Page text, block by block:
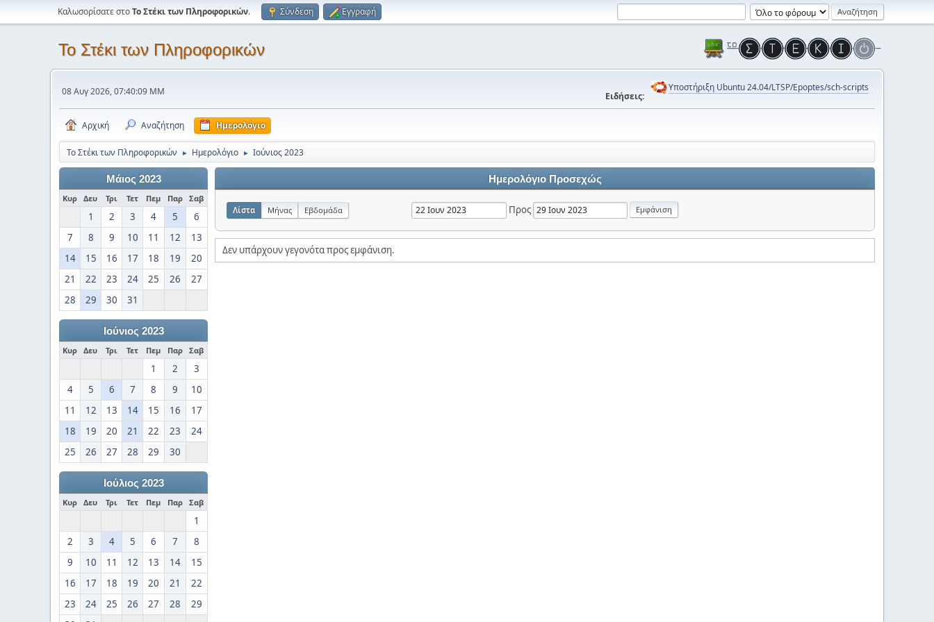
Καλωσορίσατε στοΤο Στέκι των Πληροφορικών. Σύνδεση Εγγραφή
Το Στέκι των Πληροφορικών
08 Αυγ 2026, 07:40:09 ΜΜ Ειδήσεις:
Υποστήριξη Ubuntu 24.04/LTSP/Epoptes/sch-scripts
Αρχική Αναζήτηση Ημερολόγιο
Το Στέκι των Πληροφορικών ► Ημερολόγιο ► Ιούνιος 2023
Μάιος 2023
Κυρ Δευ Τρι Τετ Πεμ Παρ Σαβ
1 2 3 4 5
6
7
8 9 10 11 12
13
14
15 16 17 18 19
20
21
22 23 24 25 26
27
28
29 30 31
Ιούνιος 2023
Κυρ Δευ Τρι Τετ Πεμ Παρ Σαβ
1 2
3
4
5 6 7 8 9
10
11
12 13 14 15 16
17
18
19 20 21 22 23
24
25
26 27 28 29 30
Ιούλιος 2023
Κυρ Δευ Τρι Τετ Πεμ Παρ Σαβ
1
2
3 4 5 6 7
8
9
10 11 12 13 14
15
16
17 18 19 20 21
22
23
24 25 26 27 28
29
Ημερολόγιο Προσεχώς
Λίστα Μήνας Εβδομάδα Προς
Δεν υπάρχουν γεγονότα προς εμφάνιση.